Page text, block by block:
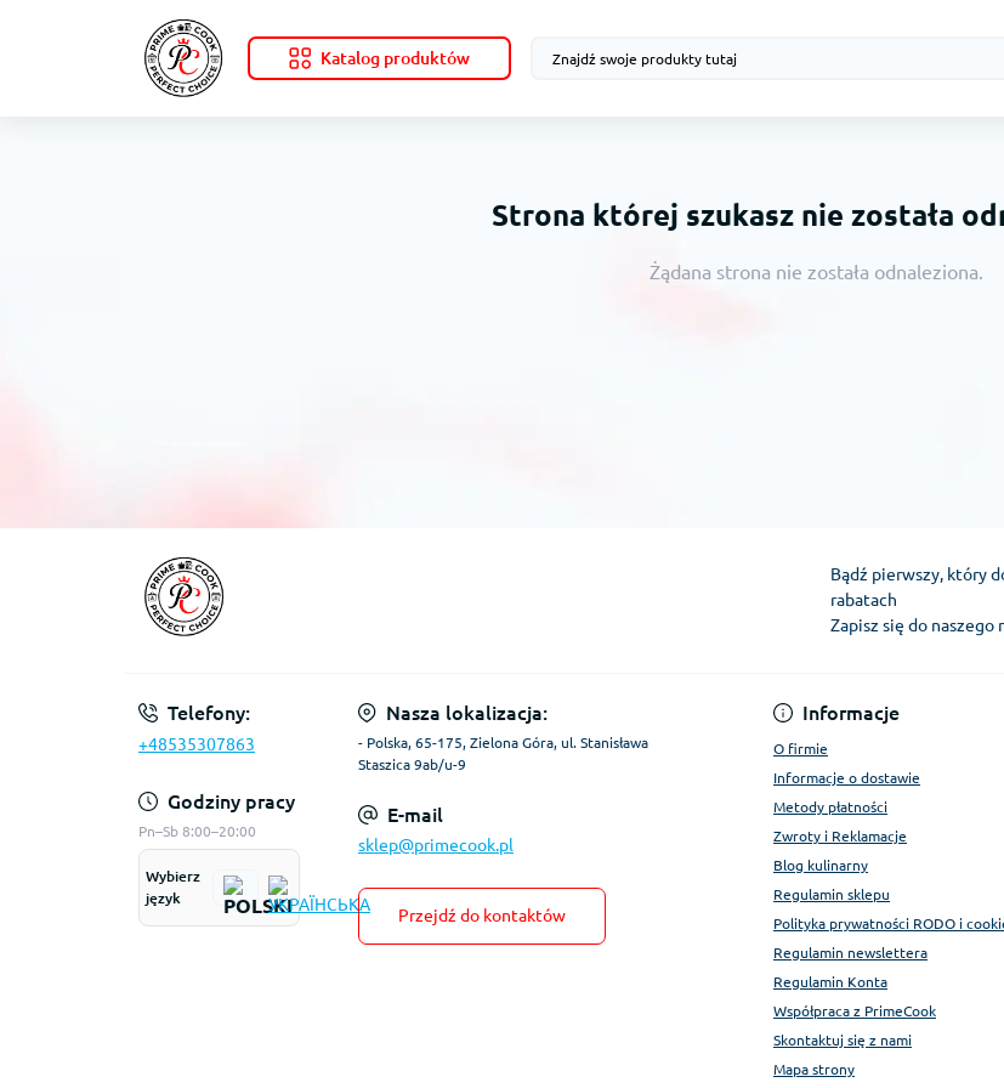
Katalog produktów
Strona której szukasz nie została
Żądana strona nie została odnaleziona.
Bądź pierwszy, który
rabatach
Zapisz się do
Telefony:
+48535307863
Godziny pracy
Pn–Sb 8:00–20:00
Wybierz
język
Nasza lokalizacja:
- Polska, 65-175, Zielona Góra, ul. Stanisława
Staszica 9ab/u-9
E-mail
sklep@primecook.pl
Przejdź do kontaktów
Informacje
O firmie
Informacje o dostawie
Metody płatności
Zwroty i Reklamacje
Blog kulinarny
Regulamin sklepu
Polityka prywatności RODO i
Regulamin newslettera
Regulamin Konta
Współpraca z PrimeCook
Skontaktuj się z nami
Mapa strony